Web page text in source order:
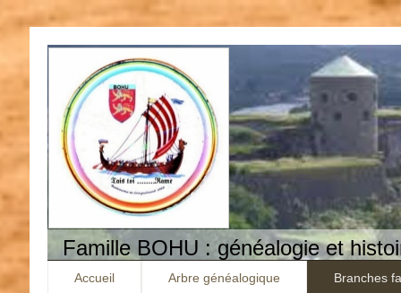
Famille BOHU : généalogie et
Accueil Arbre généalogique Branches